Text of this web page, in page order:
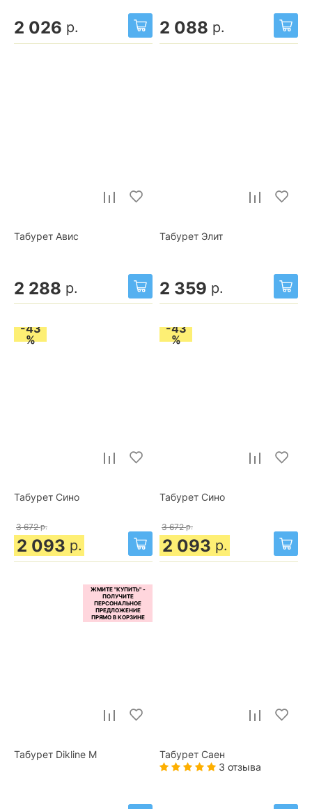
2 026 р. 2 088 р.
Табурет Авис
2 288 р.
Табурет Элит
2 359 р.
-43
%
Табурет Сино
3 672 р.
2 093 р.
-43
%
Табурет Сино
3 672 р.
2 093 р.
Табурет Dikline М Табурет Саен
3 отзыва